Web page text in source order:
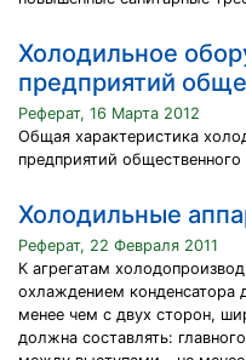
Холодильное
предприятий
Реферат, 16 Марта 2012
Общая характеристика
предприятий общественного
Холодильные
Реферат, 22 Февраля 2011
К агрегатам
охлаждением конденсатора
менее чем с двух сторон,
должна составлять: